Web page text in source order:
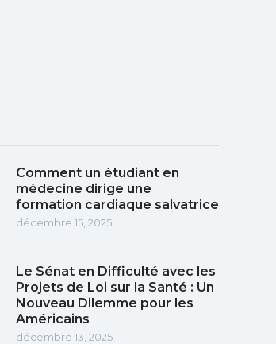
Comment un étudiant en
médecine dirige une
formation cardiaque salvatrice
décembre 15, 2025
Le Sénat en Difficulté avec les
Projets de Loi sur la Santé : Un
Nouveau Dilemme pour les
Américains
décembre 13, 2025